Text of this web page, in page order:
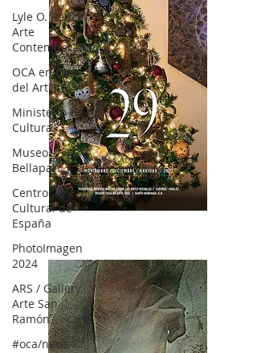
Lyle O. Reitzel
Arte
Contemporáneo
OCA en Casa
del Artista
Ministerio de
Cultura
Museo
Bellapart
Centro
Cultural de
España
PhotoImagen
2024
ARS / Gallery,
Arte San
Ramón
#oca/news
OCA|News 28 / Noviembre-Diciembre, 2023